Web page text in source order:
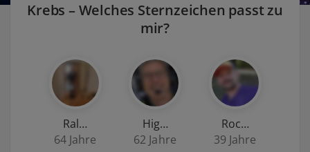
Krebs – Welches Sternzeichen passt zu
mir?
Ral…
64 Jahre
Hig…
62 Jahre
Roc…
39 Jahre